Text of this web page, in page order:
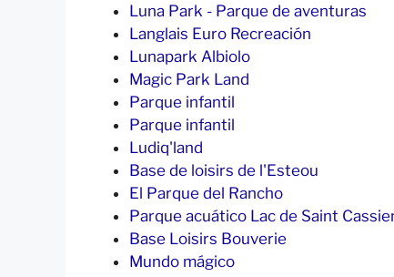
Luna Park - Parque de aventuras
Langlais Euro Recreación
Lunapark Albiolo
Magic Park Land
Parque infantil
Parque infantil
Ludiq'land
Base de loisirs de l'Esteou
El Parque del Rancho
Parque acuático Lac de Saint
Base Loisirs Bouverie
Mundo mágico